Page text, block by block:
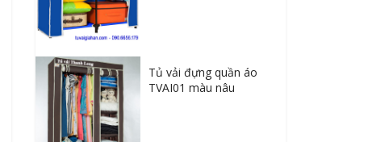
Tủ vải đựng quần áo
TVAI01 màu nâu